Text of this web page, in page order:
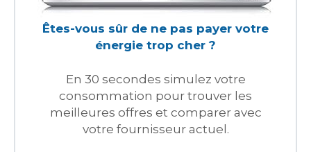
Êtes-vous sûr de ne pas payer votre
énergie trop cher ?
En 30 secondes simulez votre
consommation pour trouver les
meilleures offres et comparer avec
votre fournisseur actuel.